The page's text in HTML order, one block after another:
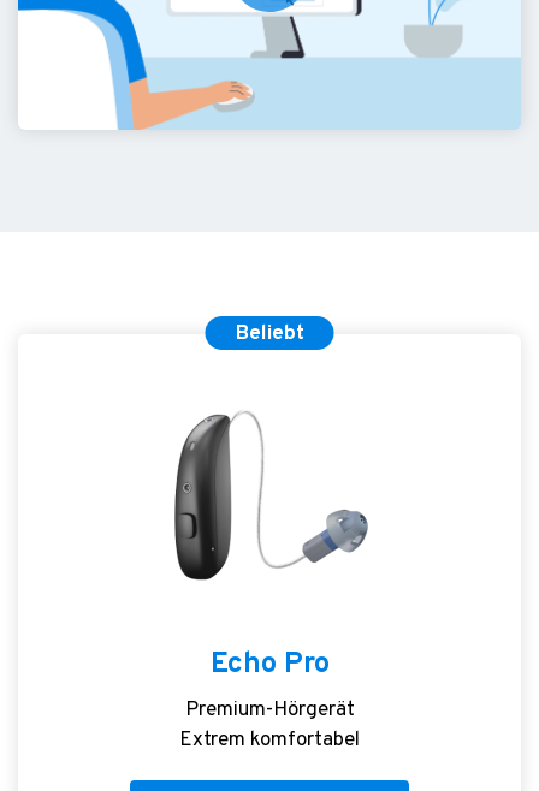
Beliebt
Echo Pro
Premium-Hörgerät
Extrem komfortabel